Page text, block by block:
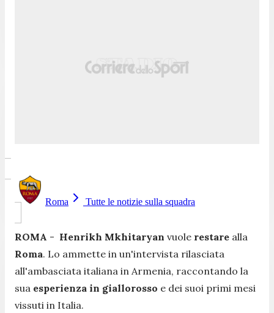
Roma Tutte le notizie sulla squadra
ROMA - Henrikh Mkhitaryan vuole restare alla
Roma. Lo ammette in un'intervista rilasciata
all'ambasciata italiana in Armenia, raccontando la
sua esperienza in giallorosso e dei suoi primi mesi
vissuti in Italia.